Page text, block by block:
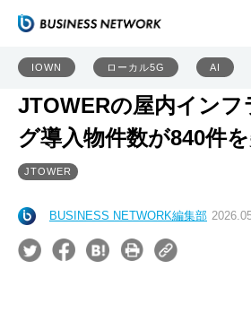
IOWN ローカル5G AI
JTOWERの屋内インフ
グ導入物件数が840件
JTOWER
BUSINESS NETWORK編集部